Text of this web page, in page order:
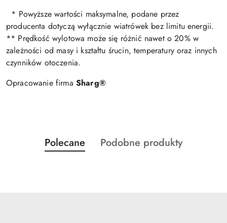
* Powyższe wartości maksymalne, podane przez
producenta dotyczą wyłącznie wiatrówek bez limitu energii.
** Prędkość wylotowa może się różnić nawet o 20% w
zależności od masy i kształtu śrucin, temperatury oraz innych
czynników otoczenia.
Opracowanie firma Sharg®
Pomiń karuzelę produktów
Produkty
o
Polecane
Produkty
Podobne produkty